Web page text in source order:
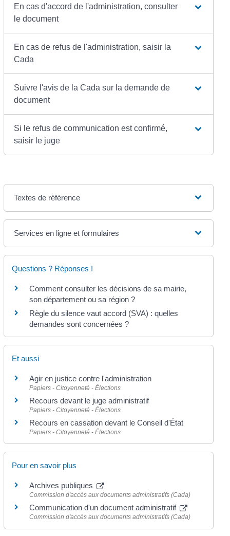
En cas d'accord de l'administration, consulter
le document
En cas de refus de l'administration, saisir la
Cada
Suivre l'avis de la Cada sur la demande de
document
Si le refus de communication est confirmé,
saisir le juge
Textes de référence
Services en ligne et formulaires
Questions ? Réponses !
Comment consulter les décisions de sa mairie,
son département ou sa région ?
Règle du silence vaut accord (SVA) : quelles
demandes sont concernées ?
Et aussi
Agir en justice contre l'administration
Papiers - Citoyenneté - Élections
Recours devant le juge administratif
Papiers - Citoyenneté - Élections
Recours en cassation devant le Conseil d'État
Papiers - Citoyenneté - Élections
Pour en savoir plus
Archives publiques
Commission d'accès aux documents administratifs (Cada)
Communication d'un document administratif
Commission d'accès aux documents administratifs (Cada)